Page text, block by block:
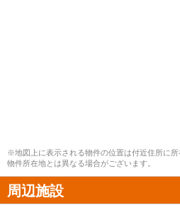
※地図上に表示される物件の位置は付近住所に
物件所在地とは異なる場合がございます。
周辺施設